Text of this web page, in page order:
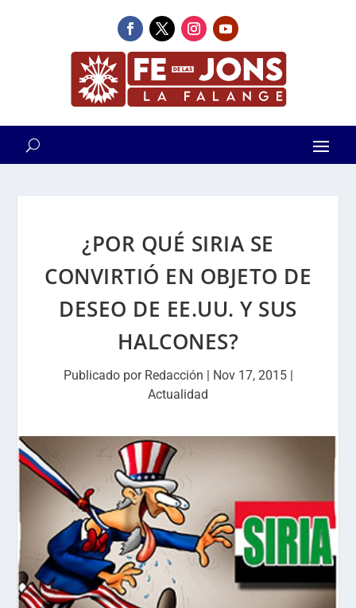
¿POR QUÉ SIRIA SE
CONVIRTIÓ EN OBJETO DE
DESEO DE EE.UU. Y SUS
HALCONES?
Publicado por Redacción | Nov 17, 2015|
Actualidad